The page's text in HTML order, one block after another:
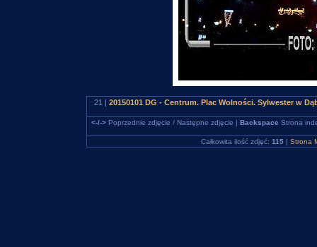
21 | 20150101 DG - Centrum. Plac Wolności. Sylwester w
<-/->Poprzednie zdjęcie / Następne zdjęcie | Backspace Strona
Całkowita ilość zdjęć: 115| Strona